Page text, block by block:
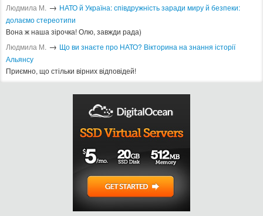
Людмила М. → ​НАТО й Україна: співдружність заради миру й безпеки:
долаємо стереотипи
Вона ж наша зірочка! Олю, завжди рада)
Людмила М. → Що ви знаєте про НАТО? Вікторина на знання історії
Альянсу ​
Приємно, що стільки вірних відповідей!